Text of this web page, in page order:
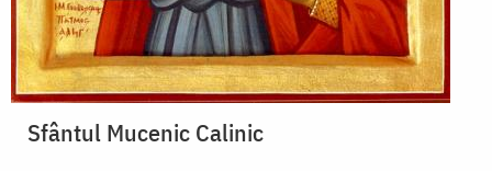
Sfântul Mucenic Calinic